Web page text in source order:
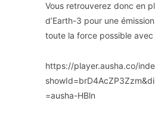
Vous retrouverez donc en
d’Earth-3 pour une
toute la force possible
https://player.ausha.co/
=ausha-HBln